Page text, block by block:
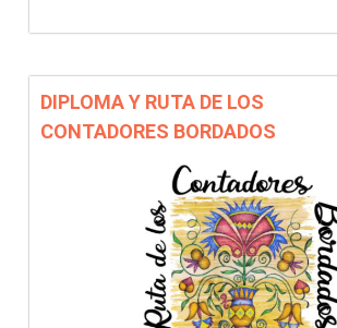
DIPLOMA Y RUTA DE LOS
CONTADORES BORDADOS